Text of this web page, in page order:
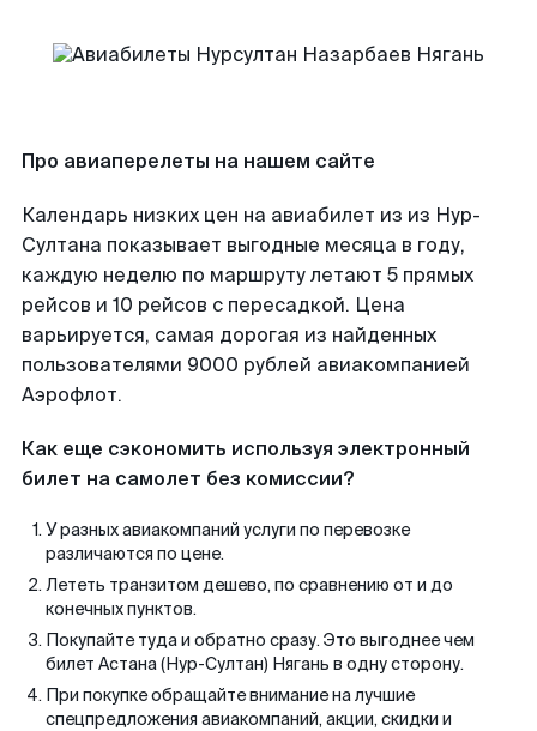
Про авиаперелеты на нашем сайте
Календарь низких цен на авиабилет из из Нур-
Султана показывает выгодные месяца в году,
каждую неделю по маршруту летают 5 прямых
рейсов и 10 рейсов с пересадкой. Цена
варьируется, самая дорогая из найденных
пользователями 9000 рублей авиакомпанией
Аэрофлот.
Как еще сэкономить используя электронный
билет на самолет без комиссии?
У разных авиакомпаний услуги по перевозке
различаются по цене.
Лететь транзитом дешево, по сравнению от и до
конечных пунктов.
Покупайте туда и обратно сразу. Это выгоднее чем
билет Астана (Нур-Султан) Нягань в одну сторону.
При покупке обращайте внимание на лучшие
спецпредложения авиакомпаний, акции, скидки и